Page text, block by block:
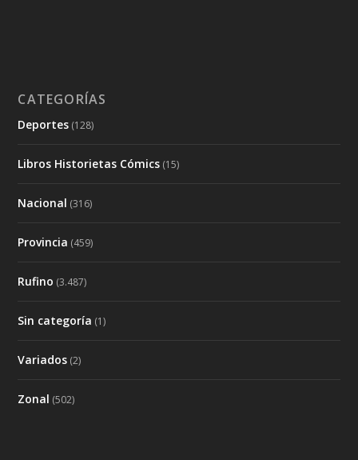
CATEGORÍAS
Deportes (128)
Libros Historietas Cómics (15)
Nacional (316)
Provincia (459)
Rufino (3.487)
Sin categoría (1)
Variados (2)
Zonal (502)